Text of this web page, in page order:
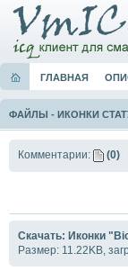
ГЛАВНАЯ
ФАЙЛЫ - ИКОНКИ
Комментарии: (0)
Скачать: Иконки
Размер: 11.22KB,